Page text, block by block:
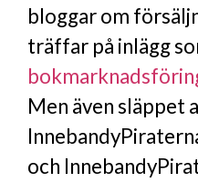
bloggar om
träffar på inlägg
Men även släppet
och